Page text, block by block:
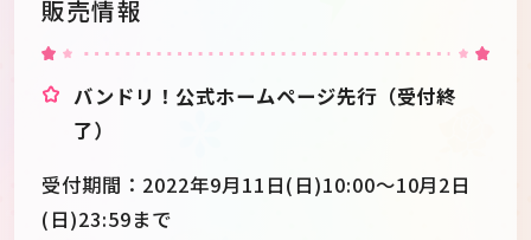
販売情報
バンドリ！公式ホームページ先行（受付終
了）
受付期間：2022年9月11日(日)10:00～10月2日
(日)23:59まで